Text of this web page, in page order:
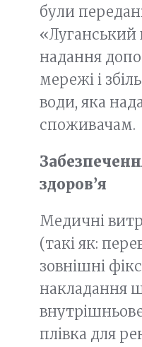
були
«Луганський
надання
мережі і
води, яка
споживачам.
здоров’я
Медичні
(такі як:
зовнішні
накладання
плівка для